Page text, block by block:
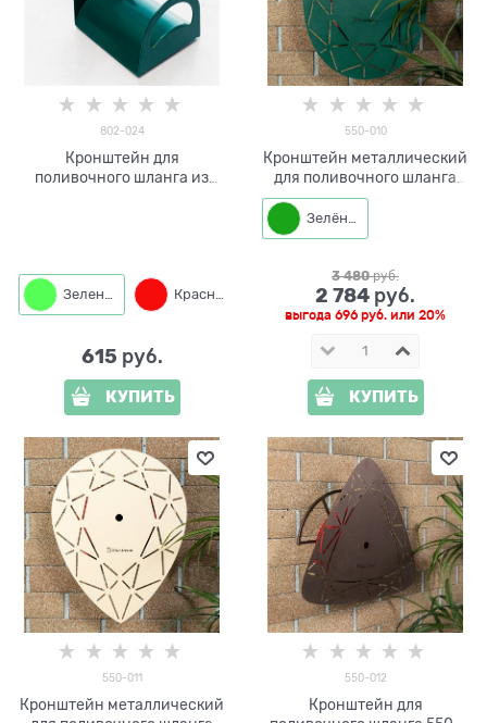
802-024
Кронштейн для
поливочного шланга из
Зеленый Красный
615 руб.
КУПИТЬ
550-010
Кронштейн металлический
для поливочного шланга
550-010
Зелёный
3 480 руб.
2 784 руб.
выгода 696 руб. или 20%
КУПИТЬ
550-011
Кронштейн металлический
550-012
Кронштейн для